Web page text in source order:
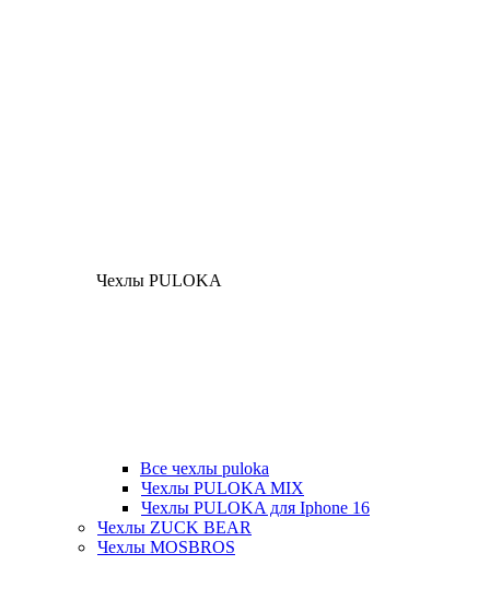
Чехлы PULOKA
Все чехлы puloka
Чехлы PULOKA MIX
Чехлы PULOKA для Iphone 16
Чехлы ZUCK BEAR
Чехлы MOSBROS